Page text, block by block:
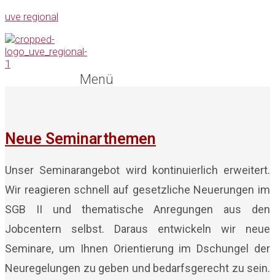
uve regional
Menü
Neue Seminarthemen
Unser Seminarangebot wird kontinuierlich erweitert.
Wir reagieren schnell auf gesetzliche Neuerungen im
SGB II und thematische Anregungen aus den
Jobcentern selbst. Daraus entwickeln wir neue
Seminare, um Ihnen Orientierung im Dschungel der
Neuregelungen zu geben und bedarfsgerecht zu sein.